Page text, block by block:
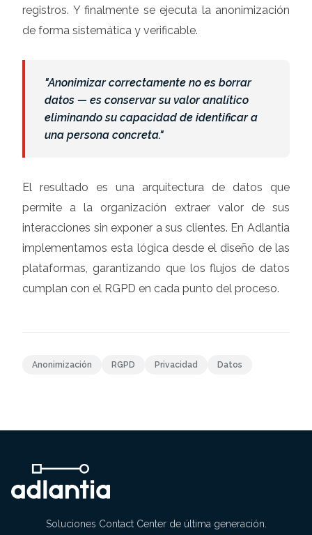
registros. Y finalmente se ejecuta la anonimización
de forma sistemática y verificable.
"Anonimizar correctamente no es borrar
datos — es conservar su valor analítico
eliminando su capacidad de identificar a
una persona concreta."
El resultado es una arquitectura de datos que
permite a la organización extraer valor de sus
interacciones sin exponer a sus clientes. En Adlantia
implementamos esta lógica desde el diseño de las
plataformas, garantizando que los flujos de datos
cumplan con el RGPD en cada punto del proceso.
Anonimización RGPD Privacidad Datos
Soluciones Contact Center de última generación.